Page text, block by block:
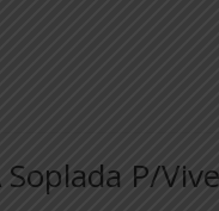
Soplada P/